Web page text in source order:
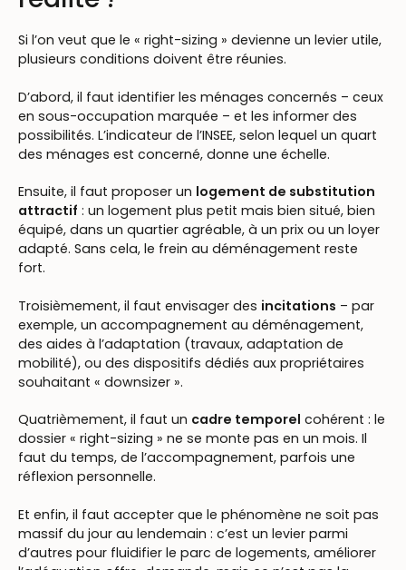
Si l’on veut que le « right-sizing » devienne un levier utile,
plusieurs conditions doivent être réunies.
D’abord, il faut identifier les ménages concernés – ceux
en sous-occupation marquée – et les informer des
possibilités. L’indicateur de l’INSEE, selon lequel un quart
des ménages est concerné, donne une échelle.
Ensuite, il faut proposer un logement de substitution
attractif : un logement plus petit mais bien situé, bien
équipé, dans un quartier agréable, à un prix ou un loyer
adapté. Sans cela, le frein au déménagement reste
fort.
Troisièmement, il faut envisager des incitations – par
exemple, un accompagnement au déménagement,
des aides à l’adaptation (travaux, adaptation de
mobilité), ou des dispositifs dédiés aux propriétaires
souhaitant « downsizer ».
Quatrièmement, il faut un cadre temporel cohérent : le
dossier « right-sizing » ne se monte pas en un mois. Il
faut du temps, de l’accompagnement, parfois une
réflexion personnelle.
Et enfin, il faut accepter que le phénomène ne soit pas
massif du jour au lendemain : c’est un levier parmi
d’autres pour fluidifier le parc de logements, améliorer